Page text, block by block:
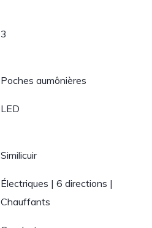
3
Poches aumônières
LED
Similicuir
Électriques | 6 directions |
Chauffants